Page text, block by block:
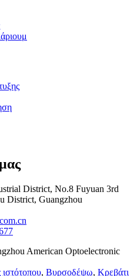
District, No.8 Fuyuan 3rd
District, Guangzhou
American Optoelectronic
, Βυρσοδέψω, Κρεβάτι